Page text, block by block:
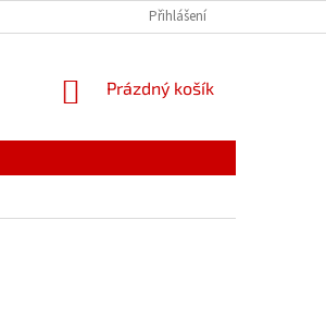
ODSTOUPENÍ OD
Přihlášení
NÁKUPNÍ
Prázdný košík